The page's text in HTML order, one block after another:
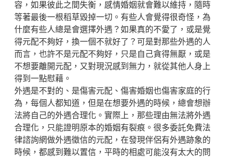
容，如果彼此之間失衡，感情婚姻就會難以維持，隨時
等著最後一根稻草毀掉一切。有些人會覺得很奇怪，為
什麼有些人總是會選擇外遇？如果真的不愛了，或是覺
得元配不夠好，換一個不就好了？可是對那些外遇的人
而言，也許不是元配不夠好，只是自己貪得無厭，或是
不想要離開元配，又對現況感到無力，就從其他人身上
得到一點慰藉。
外遇是不對的、是傷害元配、傷害婚姻也傷害家庭的行
為，每個人都知道，但是在想要外遇的時候，總會想辦
法將自己的外遇合理化。實際上，那些理由無法將外遇
合理化，只能證明原本的婚姻有裂痕。很多委託免費法
律諮詢網做外遇徵信的元配，在發現伴侶有外遇跡象的
時候，都感到難以置信，平時的相處可能沒有太大的問